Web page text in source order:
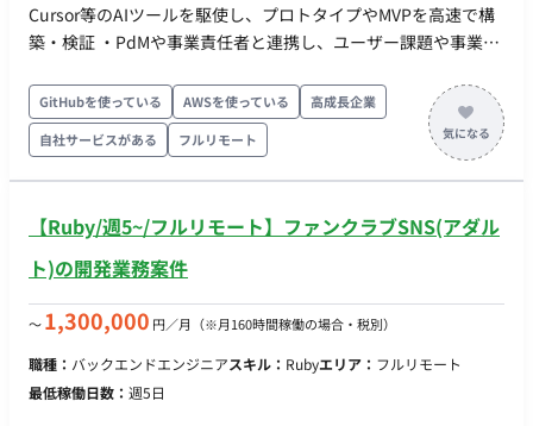
Cursor等のAIツールを駆使し、プロトタイプやMVPを高速で構
築・検証 ・PdMや事業責任者と連携し、ユーザー課題や事業仮
エンドからバックエンド、インフラ・技術検証までを含む開発
推進 ・LLMや生成AIを活用した機能の検証、実装、改善 ・ユー
ザーインタビューや定量データ（KPI）をもとにした仮説検証・
改善開発 ・0→1フェーズにおける技術選定、アーキテクチャ設
開発プロセスの改善およびリファクタリング
GitHubを使っている AWSを使っている
高成長企業
自社サービスがある
フルリモート
【Ruby/週5~/フルリモート】ファンクラブSNS(アダル
ト)の開発業務案件
〜1,300,000 円／月 （※月160時間稼働の場合・税別）
職種： バックエンドエンジニアスキル： Rubyエリア： フルリモート
最低稼働日数： 週5日